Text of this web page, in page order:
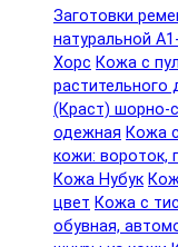
Заготовки
натуральной
Хорс Кожа с
растительного
(Краст) шорно-
одежная Кожа
кожи: вороток,
Кожа Нубук
цвет Кожа с
обувная,